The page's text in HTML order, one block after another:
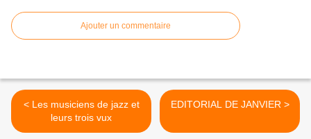
Ajouter un commentaire
< Les musiciens de jazz et
leurs trois vux
EDITORIAL DE JANVIER >